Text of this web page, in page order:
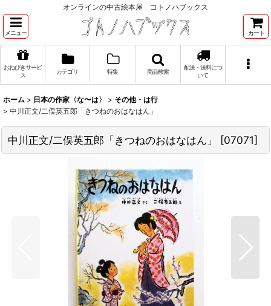
オンラインの中古絵本屋 コトノハブックス
メニュー カート
おねびきサービ
ス
カテゴリ 特集 商品検索
配送・送料につ
いて
ホーム > 日本の作家〈な〜は〉 > その他・は行
> 中川正文/二俣英五郎「きつねのおはなはん」
中川正文/二俣英五郎「きつねのおはなはん」 [07071]